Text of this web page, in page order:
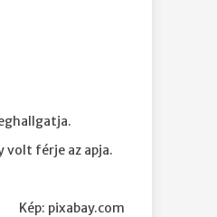
volt férje az apja.
Kép: pixabay.com